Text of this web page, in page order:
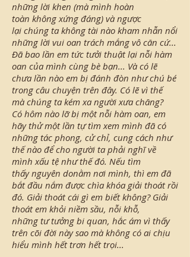
những lời khen (mà mình hoàn
toàn không xứng đáng) và ngược
lại chúng ta không tài nào kham nhẫn nổi
những lời vui oan trách mắng vô căn cứ...
Đã bao lần em tức tưởi thuật lại nỗi hàm
oan của mình cùng bè bạn... Và có lẽ
chưa lần nào em bị đánh đòn như chú bé
trong câu chuyện trên đây. Có lẽ vì thế
mà chúng ta kém xa người xưa chăng?
Có hôm nào lỡ bị một nỗi hàm oan, em
hãy thử một lần tự tìm xem mình đã có
những tác phong, cử chỉ, cung cách như
thế nào để cho người ta phải nghĩ về
mình xấu tệ như thế đó. Nếu tìm
thấy nguyên donằm nơi mình, thì em đã
bắt đầu nắm được chìa khóa giải thoát rồi
đó. Giải thoát cái gì em biết không? Giải
thoát em khỏi niềm sầu, nỗi khỗ,
những tư tưởng bi quan, hắc ám vì thấy
trên cõi đời này sao mà không có ai chịu
hiểu mình hết trơn hết trọi...